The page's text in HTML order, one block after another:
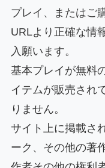
プレイ、またはご
URLより正確な情
入願います。
基本プレイが無料
イテムが販売され
りません。
サイト上に掲載さ
ーク、その他の著